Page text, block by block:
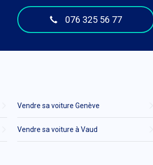
076 325 56 77
Vendre sa voiture Genève
Vendre sa voiture à Vaud